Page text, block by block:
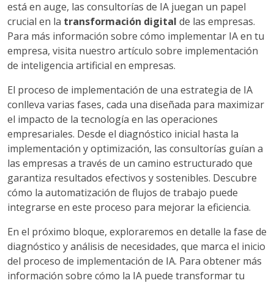
está en auge, las consultorías de IA juegan un papel
crucial en la transformación digital de las empresas.
Para más información sobre cómo implementar IA en tu
empresa, visita nuestro artículo sobre implementación
de inteligencia artificial en empresas.
El proceso de implementación de una estrategia de IA
conlleva varias fases, cada una diseñada para maximizar
el impacto de la tecnología en las operaciones
empresariales. Desde el diagnóstico inicial hasta la
implementación y optimización, las consultorías guían a
las empresas a través de un camino estructurado que
garantiza resultados efectivos y sostenibles. Descubre
cómo la automatización de flujos de trabajo puede
integrarse en este proceso para mejorar la eficiencia.
En el próximo bloque, exploraremos en detalle la fase de
diagnóstico y análisis de necesidades, que marca el inicio
del proceso de implementación de IA. Para obtener más
información sobre cómo la IA puede transformar tu